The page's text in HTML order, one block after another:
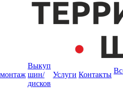
Выкуп
шин/
дисков
Услуги Контакты